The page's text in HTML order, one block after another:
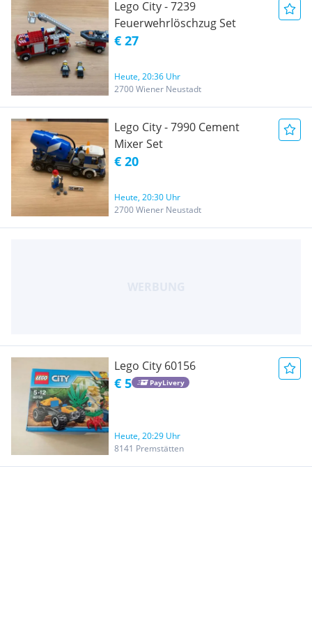
Lego City - 7239
Feuerwehrlöschzug Set
€ 27
Heute, 20:36 Uhr
2700 Wiener Neustadt
Lego City - 7990 Cement
Mixer Set
€ 20
Heute, 20:30 Uhr
2700 Wiener Neustadt
Lego City 60156
€ 5 PayLivery
Heute, 20:29 Uhr
8141 Premstätten